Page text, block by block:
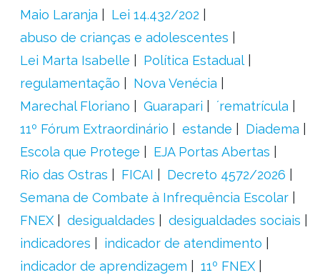
Maio Laranja
Lei 14.432/202
abuso de crianças e adolescentes
Lei Marta Isabelle
Política Estadual
regulamentação
Nova Venécia
Marechal Floriano
Guarapari
´rematrícula
11º Fórum Extraordinário
estande
Diadema
Escola que Protege
EJA Portas Abertas
Rio das Ostras
FICAI
Decreto 4572/2026
Semana de Combate à Infrequência Escolar
FNEX
desigualdades
desigualdades sociais
indicadores
indicador de atendimento
indicador de aprendizagem
11º FNEX